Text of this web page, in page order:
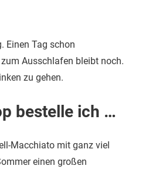
Einen Tag schon
Ausschlafen bleibt noch.
zu gehen.
bestelle ich …
Macchiato mit ganz viel
einen großen